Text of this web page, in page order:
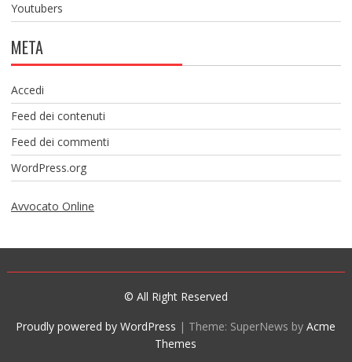
Youtubers
META
Accedi
Feed dei contenuti
Feed dei commenti
WordPress.org
Avvocato Online
© All Right Reserved
Proudly powered by WordPress | Theme: SuperNews byAcme
Themes